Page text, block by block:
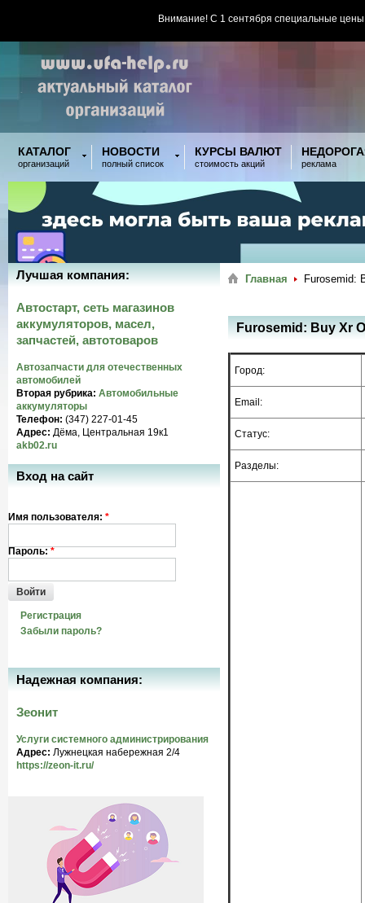
Внимание! С 1 сентября специальные
КАТАЛОГ
организаций
НОВОСТИ
полный список
КУРСЫ ВАЛЮТ
стоимость акций реклама
Главная Furosemid:
Furosemid: Buy Xr
Город:
Email:
Статус:
Разделы:
Лучшая компания:
Автостарт, сеть магазинов
аккумуляторов, масел,
запчастей, автотоваров
Автозапчасти для отечественных
автомобилей
Вторая рубрика: Автомобильные
аккумуляторы
Телефон: (347) 227-01-45
Адрес: Дёма, Центральная 19к1
akb02.ru
Вход на сайт
Имя пользователя: *
Пароль: *
Войти
Регистрация
Забыли пароль?
Надежная компания:
Зеонит
Услуги системного администрирования
Адрес: Лужнецкая набережная 2/4
https://zeon-it.ru/